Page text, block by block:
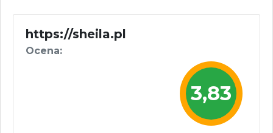
https://sheila.pl
Ocena:
3,83